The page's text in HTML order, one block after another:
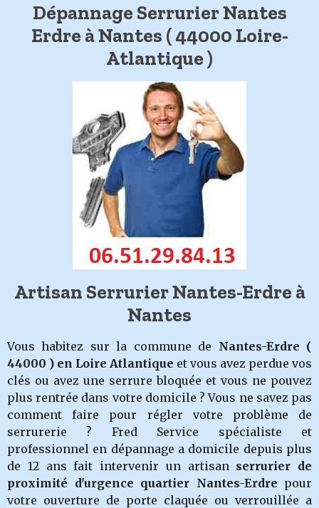
Dépannage Serrurier Nantes
Erdre à Nantes ( 44000 Loire-
Atlantique )
Artisan Serrurier Nantes-Erdre à
Nantes
Vous habitez sur la commune de Nantes-Erdre (
44000 ) en Loire Atlantique et vous avez perdue vos
clés ou avez une serrure bloquée et vous ne pouvez
plus rentrée dans votre domicile ? Vous ne savez pas
comment faire pour régler votre problème de
serrurerie ? Fred Service spécialiste et
professionnel en dépannage a domicile depuis plus
de 12 ans fait intervenir un artisan serrurier de
proximité d'urgence quartier Nantes-Erdre pour
votre ouverture de porte claquée ou verrouillée a